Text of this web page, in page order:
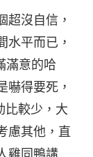
超沒自信，
水平而已，
滿意的哈
嚇得要死，
較少，大
慮其他，直
雞同鴨講